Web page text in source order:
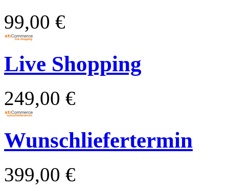
99,00 €
Live Shopping
249,00 €
Wunschliefertermin
399,00 €